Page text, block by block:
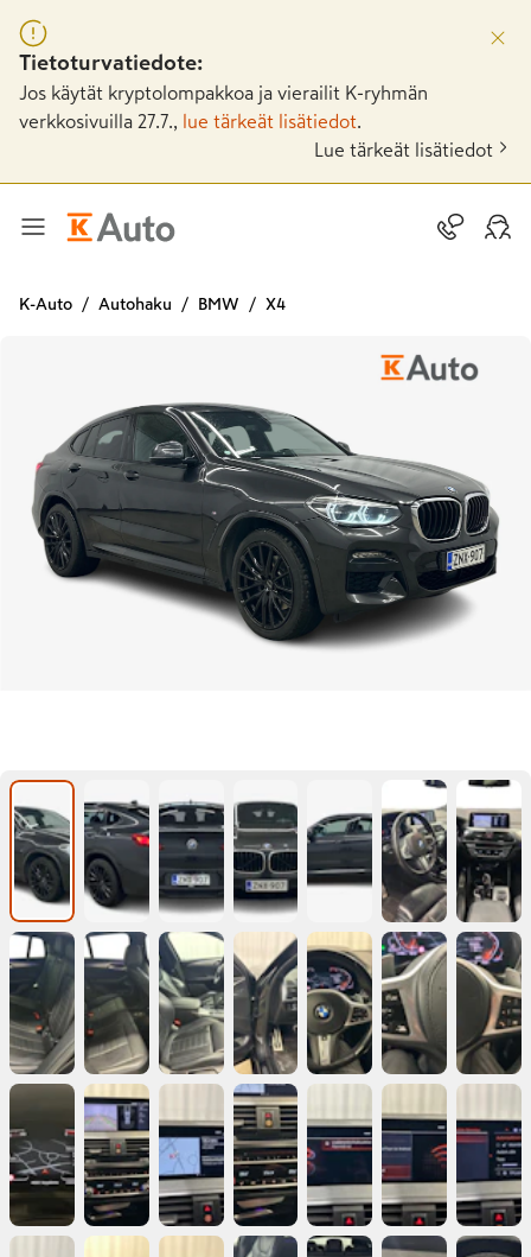
Tietoturvatiedote:
Jos käytät kryptolompakkoa ja vierailit K-ryhmän
verkkosivuilla 27.7.,
lue tärkeät lisätiedot
Lue tärkeät lisätiedot
K-Auto Autohaku BMW X4